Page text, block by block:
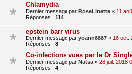
Chlamydia
Dernier message par RoseLinette « 11
Réponses : 114
epstein barr virus
Dernier message par yoann8887 « 18 oct.
Réponses : 8
Co-infections vues par le Dr
Dernier message par Natsa « 28 juil. 2018
Réponses : 4